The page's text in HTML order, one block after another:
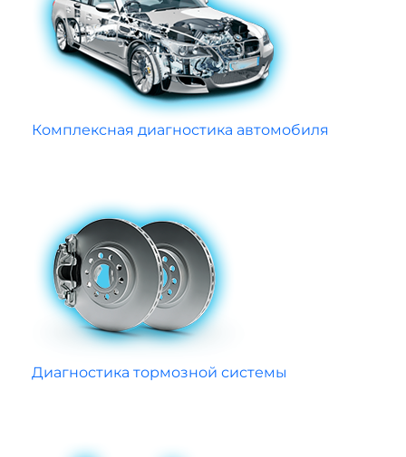
Комплексная диагностика автомобиля
Диагностика тормозной системы